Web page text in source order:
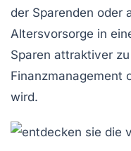
der Sparenden oder
Altersvorsorge in
Sparen attraktiver
Finanzmanagement
wird.